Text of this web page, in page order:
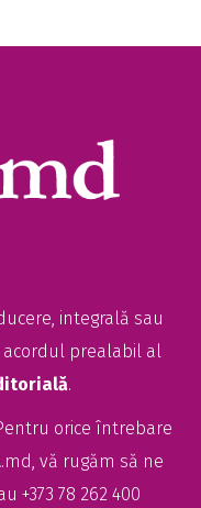
integrală sau
acordul prealabil al
.
orice întrebare
vă rugăm să ne
+373 78 262 400